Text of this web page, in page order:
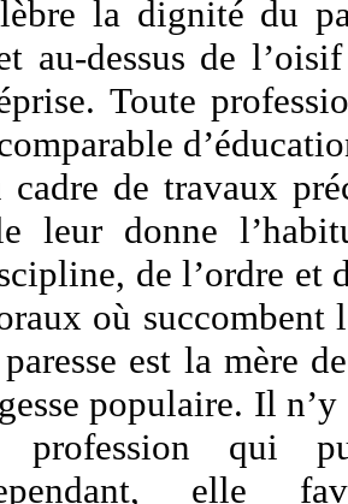
la dignité du
au-dessus de
Toute
cadre de travaux
leur donne
de l’ordre et
où succombent
est la mère
populaire. Il
profession qui
elle